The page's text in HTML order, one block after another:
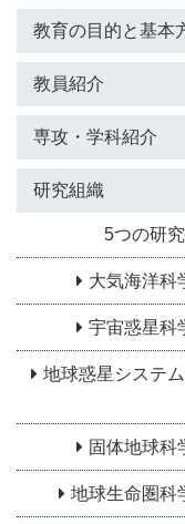
教育の目的と基本
教員紹介
専攻・学科紹介
研究組織
5つの研
大気海洋科
宇宙惑星科
地球惑星システ
固体地球科
地球生命圏科